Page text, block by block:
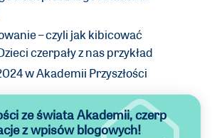
– czyli jak kibicować
czerpały z nas przykład
w Akademii Przyszłości
ze świata Akademii,czerp
z wpisów blogowych!